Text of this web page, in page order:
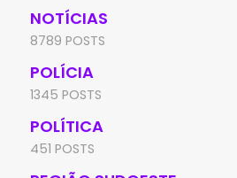
NOTÍCIAS
8789 POSTS
POLÍCIA
1345 POSTS
POLÍTICA
451 POSTS